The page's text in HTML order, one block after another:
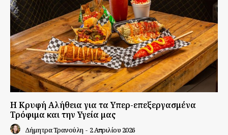
Η Κρυφή Αλήθεια για τα Υπερ-επεξεργασμένα
Τρόφιμα και την Υγεία μας
Δήμητρα Τρανούλη - 2 Απριλίου 2026